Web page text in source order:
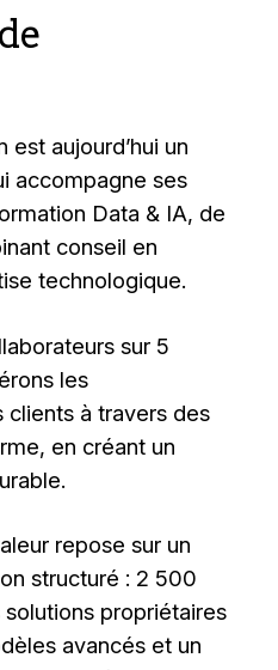
est aujourd’hui un
accompagne ses
Data & IA, de
conseil en
technologique.
sur 5
les
clients à travers des
en créant un
repose sur un
structuré : 2 500
propriétaires
avancés et un